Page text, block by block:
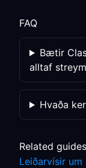
FAQ
Bætir
alltaf
Hvaða
Related guides
Leiðarvísir